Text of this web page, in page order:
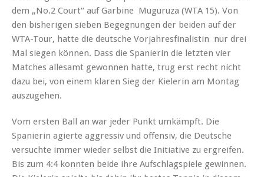
dem „No.2 Court“ auf Garbine Muguruza (WTA 15). Von
den bisherigen sieben Begegnungen der beiden auf der
WTA-Tour, hatte die deutsche Vorjahresfinalistin nur drei
Mal siegen können. Dass die Spanierin die letzten vier
Matches allesamt gewonnen hatte, trug erst recht nicht
dazu bei, von einem klaren Sieg der Kielerin am Montag
auszugehen.
Vom ersten Ball an war jeder Punkt umkämpft. Die
Spanierin agierte aggressiv und offensiv, die Deutsche
versuchte immer wieder selbst die Initiative zu ergreifen.
Bis zum 4:4 konnten beide ihre Aufschlagspiele gewinnen.